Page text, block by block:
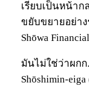
เรียบเป็นหน้าก
ขยับขยายอย่าง
Shōwa
มันไม่ใช่ว่าผกก
Shōshimin-